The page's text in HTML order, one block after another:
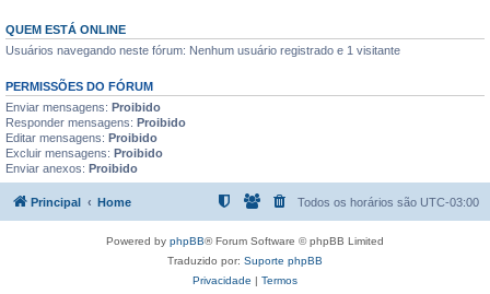
QUEM ESTÁ ONLINE
Usuários navegando neste fórum: Nenhum usuário registrado e 1 visitante
PERMISSÕES DO FÓRUM
Enviar mensagens: Proibido
Responder mensagens: Proibido
Editar mensagens: Proibido
Excluir mensagens: Proibido
Enviar anexos: Proibido
Principal Home Todos os horários são UTC-03:00
Powered by phpBB® Forum Software © phpBB Limited
Traduzido por: Suporte phpBB
Privacidade | Termos